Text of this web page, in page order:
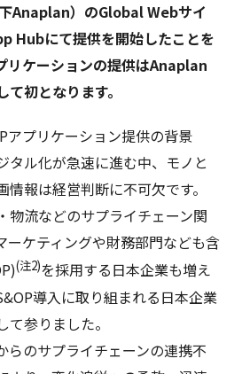
Anaplan）のGlobal Webサイ
Hubにて提供を開始したことを
リケーションの提供はAnaplan
初となります。
アプリケーション提供の背景
タル化が急速に進む中、モノと
情報は経営判断に不可欠です。
物流などのサプライチェーン関
ーケティングや財務部門なども含
(注2)を採用する日本企業も増え
導入に取り組まれる日本企業
参りました。
らのサプライチェーンの連携不